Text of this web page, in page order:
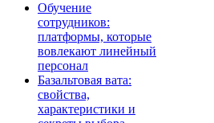
Обучение
сотрудников:
платформы, которые
вовлекают линейный
персонал
Базальтовая вата:
свойства,
характеристики и